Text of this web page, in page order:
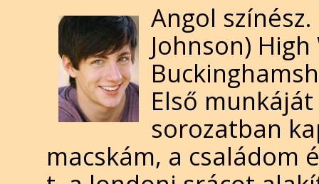
Angol
Johnson)
Első
sorozatban
macskám, a családom